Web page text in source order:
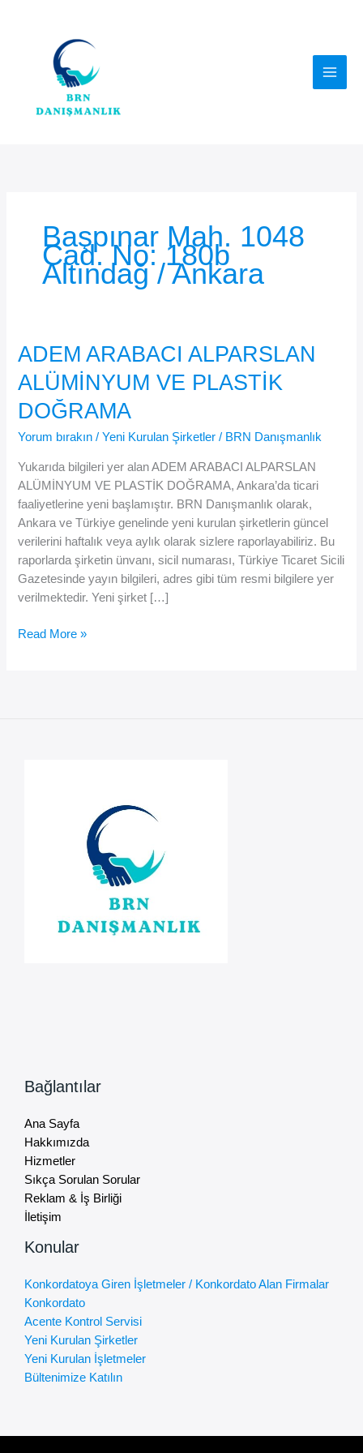
Başpınar Mah. 1048
Cad. No: 180b
Altındağ / Ankara
ADEM ARABACI ALPARSLAN
ALÜMİNYUM VE PLASTİK
DOĞRAMA
Yorum bırakın /Yeni Kurulan Şirketler / BRN Danışmanlık
Yukarıda bilgileri yer alan ADEM ARABACI ALPARSLAN
ALÜMİNYUM VE PLASTİK DOĞRAMA, Ankara’da ticari
faaliyetlerine yeni başlamıştır. BRN Danışmanlık olarak,
Ankara ve Türkiye genelinde yeni kurulan şirketlerin güncel
verilerini haftalık veya aylık olarak sizlere raporlayabiliriz. Bu
raporlarda şirketin ünvanı, sicil numarası, Türkiye Ticaret Sicili
Gazetesinde yayın bilgileri, adres gibi tüm resmi bilgilere yer
verilmektedir. Yeni şirket […]
ADEM
Read More »
Bağlantılar
Ana Sayfa
Hakkımızda
Hizmetler
Sıkça Sorulan Sorular
Reklam & İş Birliği
İletişim
Konular
Konkordatoya Giren İşletmeler / Konkordato Alan Firmalar
Konkordato
Acente Kontrol Servisi
Yeni Kurulan Şirketler
Yeni Kurulan İşletmeler
Bültenimize Katılın